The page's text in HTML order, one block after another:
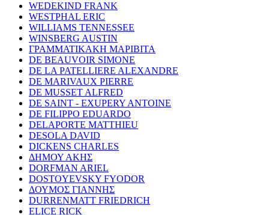
WEDEKIND FRANK
WESTPHAL ERIC
WILLIAMS TENNESSEE
WINSBERG AUSTIN
ΓΡΑΜΜΑΤΙΚΑΚΗ ΜΑΡΙΒΙΤΑ
DE BEAUVOIR SIMONE
DE LA PATELLIERE ALEXANDRE
DE MARIVAUX PIERRE
DE MUSSET ALFRED
DE SAINT - EXUPERY ANTOINE
DE FILIPPO EDUARDO
DELAPORTE MATTHIEU
DESOLA DAVID
DICKENS CHARLES
ΔΗΜΟΥ ΑΚΗΣ
DORFMAN ARIEL
DOSTOYEVSKY FYODOR
ΔΟΥΜΟΣ ΓΙΑΝΝΗΣ
DURRENMATT FRIEDRICH
ELICE RICK